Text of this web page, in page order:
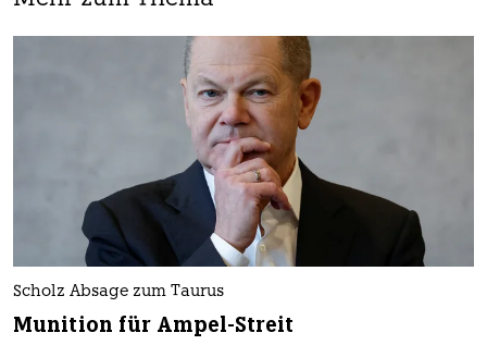
Scholz Absage zum Taurus
Munition für Ampel-Streit